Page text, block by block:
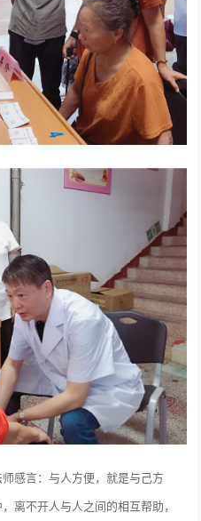
感言：与人方便，就是与己方
离不开人与人之间的相互帮助，